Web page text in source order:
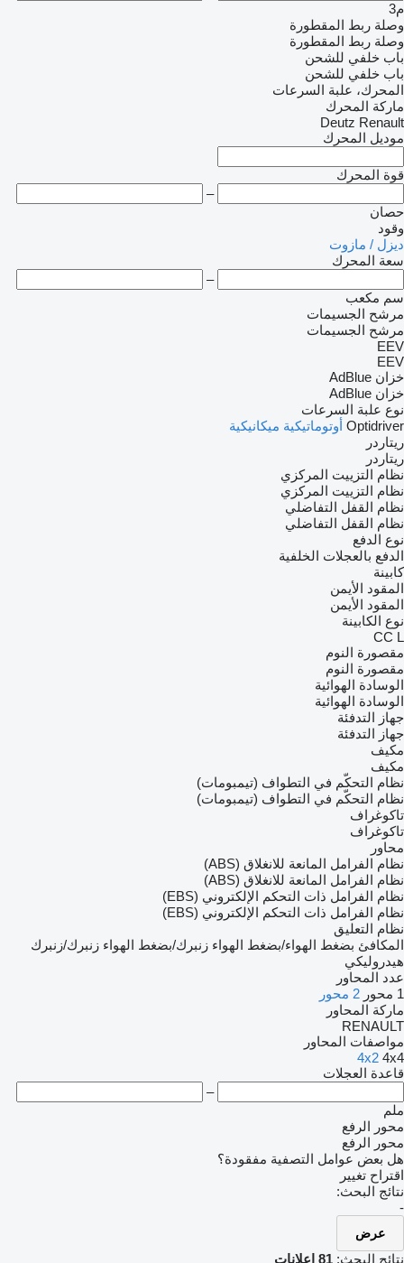
م3
وصلة ربط المقطورة
وصلة ربط المقطورة
باب خلفي للشحن
باب خلفي للشحن
المحرك، علبة السرعات
ماركة المحرك
Deutz Renault
موديل المحرك
قوة المحرك
–
حصان
وقود
ديزل / مازوت
سعة المحرك
–
سم مكعب
مرشح الجسيمات
مرشح الجسيمات
EEV
EEV
خزان AdBlue
خزان AdBlue
نوع علبة السرعات
Optidriver أوتوماتيكية ميكانيكية
ريتاردر
ريتاردر
نظام التزييت المركزي
نظام التزييت المركزي
نظام القفل التفاضلي
نظام القفل التفاضلي
نوع الدفع
الدفع بالعجلات الخلفية
كابينة
المقود الأيمن
المقود الأيمن
نوع الكابينة
CC L
مقصورة النوم
مقصورة النوم
الوسادة الهوائية
الوسادة الهوائية
جهاز التدفئة
جهاز التدفئة
مكيف
مكيف
نظام التحكّم في التطواف (تيمبومات)
نظام التحكّم في التطواف (تيمبومات)
تاكوغراف
تاكوغراف
محاور
نظام الفرامل المانعة للانغلاق (ABS)
نظام الفرامل المانعة للانغلاق (ABS)
نظام الفرامل ذات التحكم الإلكتروني (EBS)
نظام الفرامل ذات التحكم الإلكتروني (EBS)
نظام التعليق
المكافئ بضغط الهواء/بضغط الهواء زنبرك/بضغط الهواء زنبرك/زنبرك
هيدروليكي
عدد المحاور
1 محور
2 محور
ماركة المحاور
RENAULT
مواصفات المحاور
4x2 4x4
قاعدة العجلات
–
ملم
محور الرفع
محور الرفع
هل بعض عوامل التصفية مفقودة؟
اقتراح تغيير
نتائج البحث:
-
عرض
نتائج البحث: 81 إعلانات